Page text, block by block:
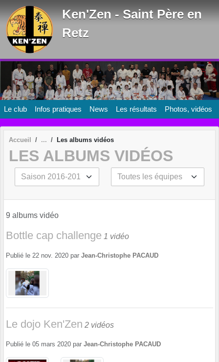
Ken'Zen - Saint Père en
Retz
Le club Infos pratiques News Les résultats Photos, vidéos
Accueil Les albums vidéos
LES ALBUMS VIDÉOS
9 albums vidéo
Bottle cap challenge 1 vidéo
Publié le 22 nov. 2020 par Jean-Christophe PACAUD
Le dojo Ken'Zen 2 vidéos
Publié le 05 mars 2020 par Jean-Christophe PACAUD
Panneau de gestion des cookies